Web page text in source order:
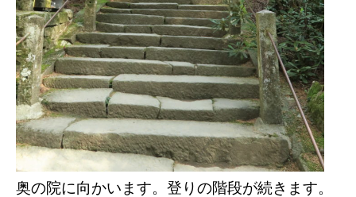
奥の院に向かいます。登りの階段が続きます。